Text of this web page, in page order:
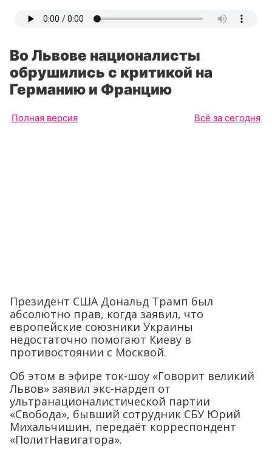
Во Львове националисты
обрушились с критикой на
Германию и Францию
Полная версия Всё за сегодня
Президент США Дональд Трамп был
абсолютно прав, когда заявил, что
европейские союзники Украины
недостаточно помогают Киеву в
противостоянии с Москвой.
Об этом в эфире ток-шоу «Говорит великий
Львов» заявил экс-нардеп от
ультранационалистической партии
«Свобода», бывший сотрудник СБУ Юрий
Михальчишин, передаёт корреспондент
«ПолитНавигатора».